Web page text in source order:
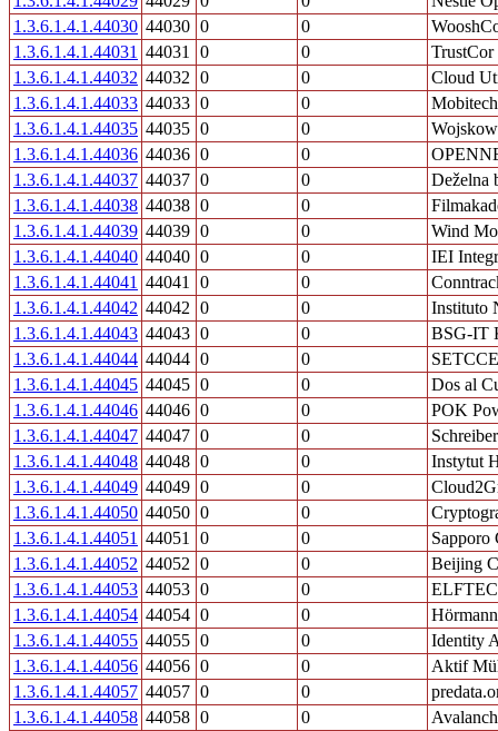
1.3.6.1.4.1.44030 44030 0 0
1.3.6.1.4.1.44031 44031 0 0
TrustCor
1.3.6.1.4.1.44032 44032 0 0
Cloud
1.3.6.1.4.1.44033 44033 0 0
Mobitech
1.3.6.1.4.1.44035 44035 0 0
1.3.6.1.4.1.44036 44036 0 0
1.3.6.1.4.1.44037 44037 0 0
Deželna
1.3.6.1.4.1.44038 44038 0 0
1.3.6.1.4.1.44039 44039 0 0
Wind
1.3.6.1.4.1.44040 44040 0 0
IEI
1.3.6.1.4.1.44041 44041 0 0
1.3.6.1.4.1.44042 44042 0 0
Instituto
1.3.6.1.4.1.44043 44043 0 0
BSG-IT
1.3.6.1.4.1.44044 44044 0 0
SETCCE
1.3.6.1.4.1.44045 44045 0 0
Dos al
1.3.6.1.4.1.44046 44046 0 0
POK
1.3.6.1.4.1.44047 44047 0 0
1.3.6.1.4.1.44048 44048 0 0
Instytut
1.3.6.1.4.1.44049 44049 0 0
1.3.6.1.4.1.44050 44050 0 0
1.3.6.1.4.1.44051 44051 0 0
Sapporo
1.3.6.1.4.1.44052 44052 0 0
Beijing
1.3.6.1.4.1.44053 44053 0 0
1.3.6.1.4.1.44054 44054 0 0
1.3.6.1.4.1.44055 44055 0 0
Identity
1.3.6.1.4.1.44056 44056 0 0
Aktif
1.3.6.1.4.1.44057 44057 0 0
1.3.6.1.4.1.44058 44058 0 0